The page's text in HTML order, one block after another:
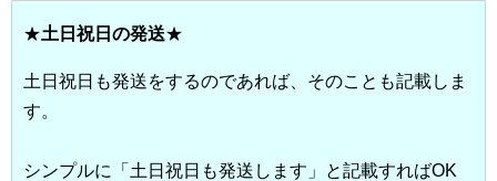
★土日祝日の発送★
土日祝日も発送をするのであれば、そのことも記載しま
す。
シンプルに「土日祝日も発送します」と記載すればOK